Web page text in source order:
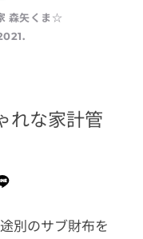
森矢くま☆
れな家計管
別のサブ財布を